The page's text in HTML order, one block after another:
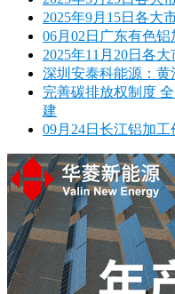
2025年9月15日各大
06月02日广东有色
2025年11月20日各
深圳安泰科能源：黄
完善碳排放权制度
建
09月24日长江铝加